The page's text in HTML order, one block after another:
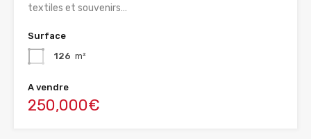
textiles et souvenirs…
Surface
126 m²
A vendre
250,000€